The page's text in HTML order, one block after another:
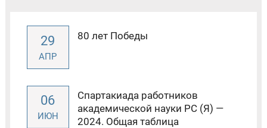
29
АПР
80 лет Победы
06
ИЮН
Спартакиада работников
академической науки РС (Я) —
2024. Общая таблица